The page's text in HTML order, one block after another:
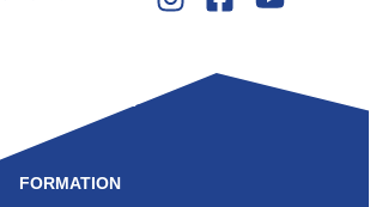
FORMATION